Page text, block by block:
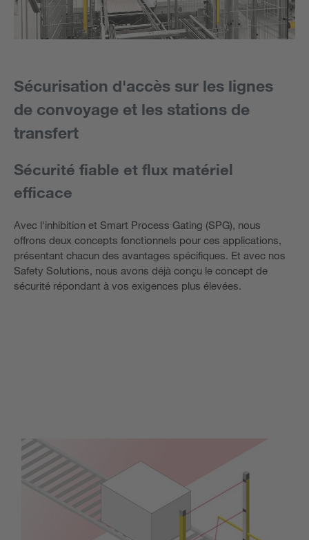
Sécurisation d'accès sur les lignes
de convoyage et les stations de
transfert
Sécurité fiable et flux matériel
efficace
Avec l'inhibition et Smart Process Gating (SPG), nous
offrons deux concepts fonctionnels pour ces applications,
présentant chacun des avantages spécifiques. Et avec nos
Safety Solutions, nous avons déjà conçu le concept de
sécurité répondant à vos exigences plus élevées.